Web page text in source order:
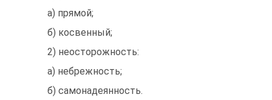
а) прямой;
б) косвенный;
2) неосторожность:
а) небрежность;
б) самонадеянность.